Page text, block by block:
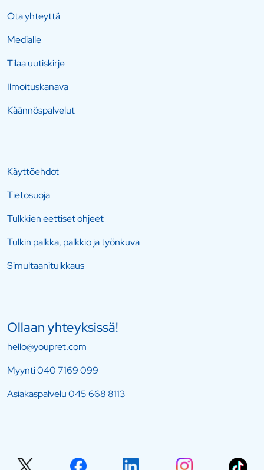
Ota yhteyttä
Medialle
Tilaa uutiskirje
Ilmoituskanava
Käännöspalvelut
Käyttöehdot
Tietosuoja
Tulkkien eettiset ohjeet
Tulkin palkka, palkkio ja työnkuva
Simultaanitulkkaus
Ollaan yhteyksissä!
hello@youpret.com
Myynti040 7169 099
Asiakaspalvelu045 668 8113